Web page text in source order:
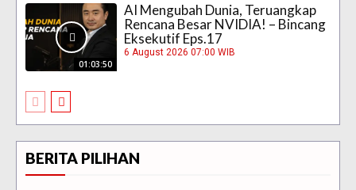
01:03:50
AI Mengubah Dunia, Teruangkap
Rencana Besar NVIDIA! – Bincang
Eksekutif Eps.17
6 August 2026 07:00 WIB
BERITA PILIHAN